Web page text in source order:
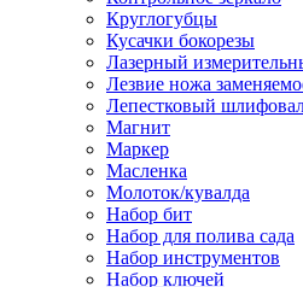
Круглогубцы
Кусачки бокорезы
Лазерный
Лезвие ножа
Лепестковый
Магнит
Маркер
Масленка
Молоток/кувалда
Набор бит
Набор для полива сада
Набор инструментов
Набор ключей